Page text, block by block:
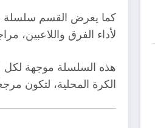
كما يعرض القسم
لأداء الفرق واللاعبين،
هذه السلسلة موجهة
الكرة المحلية، لتكون